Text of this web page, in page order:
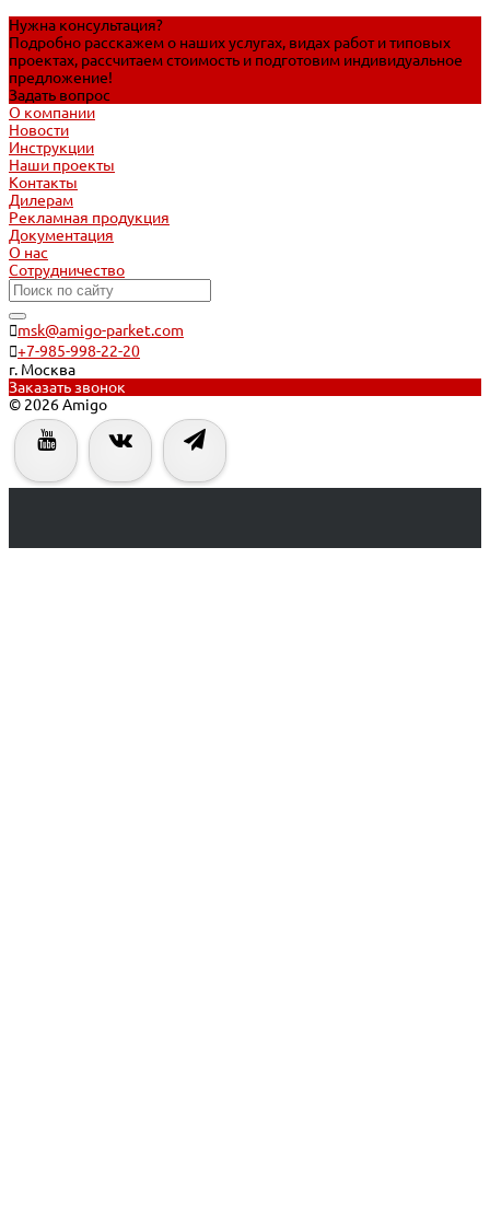
Нужна консультация?
Подробно расскажем о наших услугах, видах работ и типовых
проектах, рассчитаем стоимость и подготовим индивидуальное
предложение!
Задать вопрос
О компании
Новости
Инструкции
Наши проекты
Контакты
Дилерам
Рекламная продукция
Документация
О нас
Сотрудничество
msk@amigo-parket.com
+7-985-998-22-20
г. Москва
Заказать звонок
© 2026 Amigo